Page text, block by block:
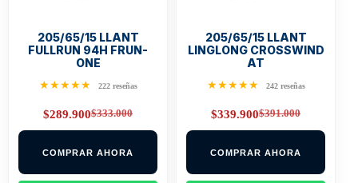
205/65/15 LLANT
FULLRUN 94H FRUN-
ONE
★★★★★ 222 reseñas
$333.000
Original
price
$333.000.
$289.900Current
price
$289.900.
COMPRAR AHORA
205/65/15 LLANT
LINGLONG CROSSWIND
AT
★★★★★ 242 reseñas
$391.000
Original
price
$391.000.
$339.900Current
price
$339.900.
COMPRAR AHORA